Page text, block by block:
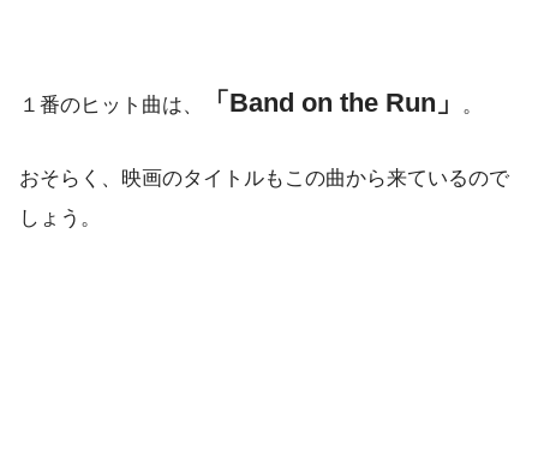
１番のヒット曲は、 「Band on the Run」 。
おそらく、映画のタイトルもこの曲から来ているので
しょう。